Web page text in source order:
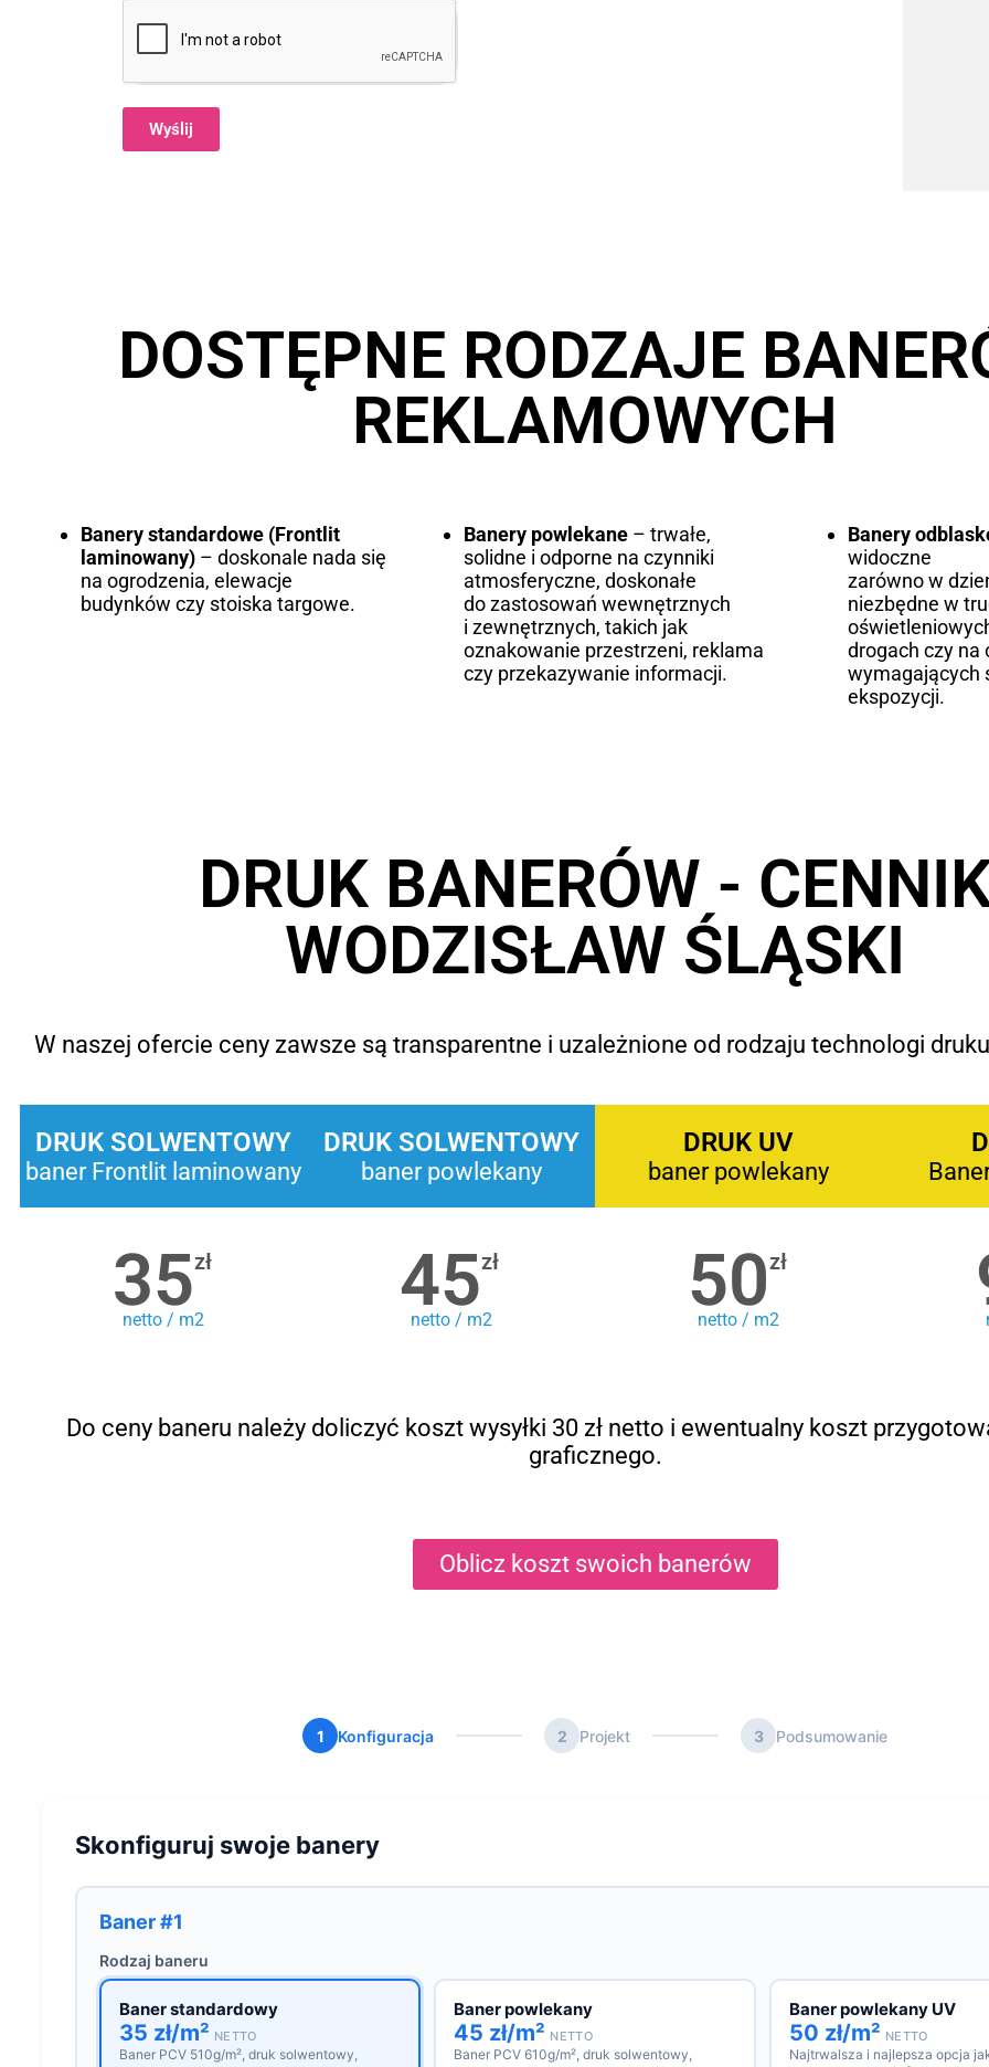
Wyślij
DOSTĘPNE RODZAJE
REKLAMOWYCH
Banery standardowe (Frontlit
laminowany) – doskonale nada się
na ogrodzenia, elewacje
budynków czy stoiska targowe.
Banery powlekane – trwałe,
solidne i odporne na czynniki
atmosferyczne, doskonałe
do zastosowań wewnętrznych
i zewnętrznych, takich jak
oznakowanie przestrzeni, reklama
czy przekazywanie informacji.
Banery
widoczne
zarówno w
niezbędne w
drogach czy na
wymagających
ekspozycji.
DRUK BANERÓW -
WODZISŁAW ŚLĄSKI
W naszej ofercie ceny zawsze są transparentne i uzależnione od rodzaju technologi
DRUK SOLWENTOWY
baner Frontlit laminowany
35zł
netto / m2
DRUK SOLWENTOWY
baner powlekany
45zł
netto / m2
DRUK UV
baner powlekany
50zł
netto / m2
Do ceny baneru należy doliczyć koszt wysyłki 30 zł netto i ewentualny koszt
graficznego.
Oblicz koszt swoich banerów
1 Konfiguracja 2 Projekt 3 Podsumowanie
Skonfiguruj swoje banery
Baner #1
Rodzaj baneru
Baner standardowy
35 zł/m² NETTO
Baner PCV 510g/m², druk solwentowy,
Baner powlekany
45 zł/m² NETTO
Baner PCV 610g/m², druk solwentowy,
Baner powlekany UV
50 zł/m² NETTO
Najtrwalsza i najlepsza opcja